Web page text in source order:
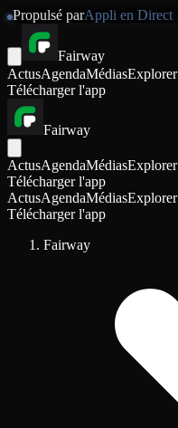
Propulsé parAppli en Direct
Fairway
ActusAgendaMédiasExplorer
Télécharger l'app
Fairway
ActusAgendaMédiasExplorer
Télécharger l'app
ActusAgendaMédiasExplorer
Télécharger l'app
Fairway